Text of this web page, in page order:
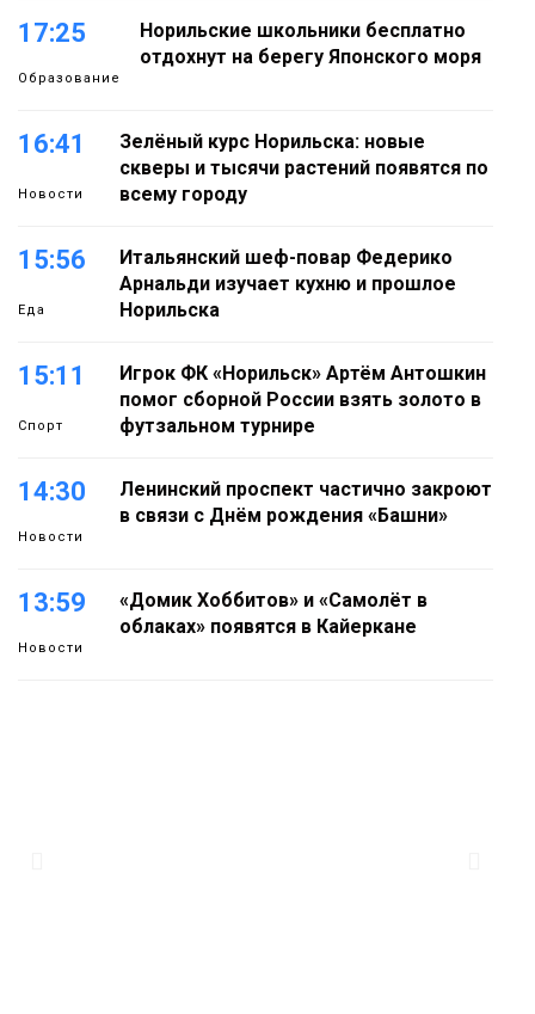
17:25
Образование
Норильские школьники бесплатно
отдохнут на берегу Японского моря
16:41
Новости
Зелёный курс Норильска: новые
скверы и тысячи растений появятся по
всему городу
15:56
Еда
Итальянский шеф-повар Федерико
Арнальди изучает кухню и прошлое
Норильска
15:11
Спорт
Игрок ФК «Норильск» Артём Антошкин
помог сборной России взять золото в
футзальном турнире
14:30
Новости
Ленинский проспект частично закроют
в связи с Днём рождения «Башни»
13:59
Новости
«Домик Хоббитов» и «Самолёт в
облаках» появятся в Кайеркане